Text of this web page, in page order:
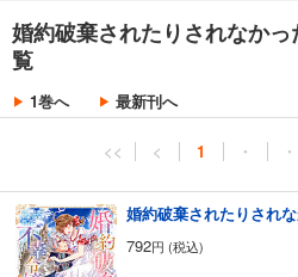
婚約破棄されたりされなか
覧
1巻へ 最新刊へ
<< < 1 ・ ・
792円 (税込)